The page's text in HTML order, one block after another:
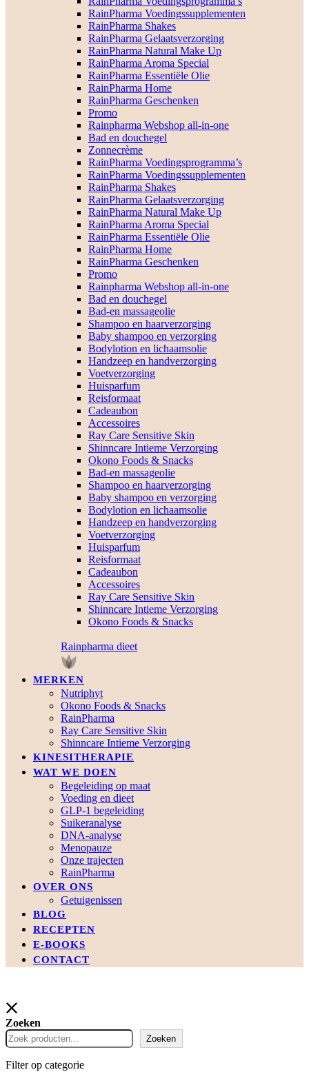
RainPharma Voedingssupplementen
RainPharma Shakes
RainPharma Gelaatsverzorging
RainPharma Natural Make Up
RainPharma Aroma Special
RainPharma Essentiële Olie
RainPharma Home
RainPharma Geschenken
Promo
Rainpharma Webshop all-in-one
Bad en douchegel
Zonnecrème
RainPharma Voedingsprogramma’s
RainPharma Voedingssupplementen
RainPharma Shakes
RainPharma Gelaatsverzorging
RainPharma Natural Make Up
RainPharma Aroma Special
RainPharma Essentiële Olie
RainPharma Home
RainPharma Geschenken
Promo
Rainpharma Webshop all-in-one
Bad en douchegel
Bad-en massageolie
Shampoo en haarverzorging
Baby shampoo en verzorging
Bodylotion en lichaamsolie
Handzeep en handverzorging
Voetverzorging
Huisparfum
Reisformaat
Cadeaubon
Accessoires
Ray Care Sensitive Skin
Shinncare Intieme Verzorging
Okono Foods & Snacks
Bad-en massageolie
Shampoo en haarverzorging
Baby shampoo en verzorging
Bodylotion en lichaamsolie
Handzeep en handverzorging
Voetverzorging
Huisparfum
Reisformaat
Cadeaubon
Accessoires
Ray Care Sensitive Skin
Shinncare Intieme Verzorging
Okono Foods & Snacks
Rainpharma dieet
MERKEN
Nutriphyt
Okono Foods & Snacks
RainPharma
Ray Care Sensitive Skin
Shinncare Intieme Verzorging
KINESITHERAPIE
WAT WE DOEN
Begeleiding op maat
Voeding en dieet
GLP-1 begeleiding
Suikeranalyse
DNA-analyse
Menopauze
Onze trajecten
RainPharma
OVER ONS
Getuigenissen
BLOG
RECEPTEN
E-BOOKS
CONTACT
Zoeken
Zoeken
Filter op categorie